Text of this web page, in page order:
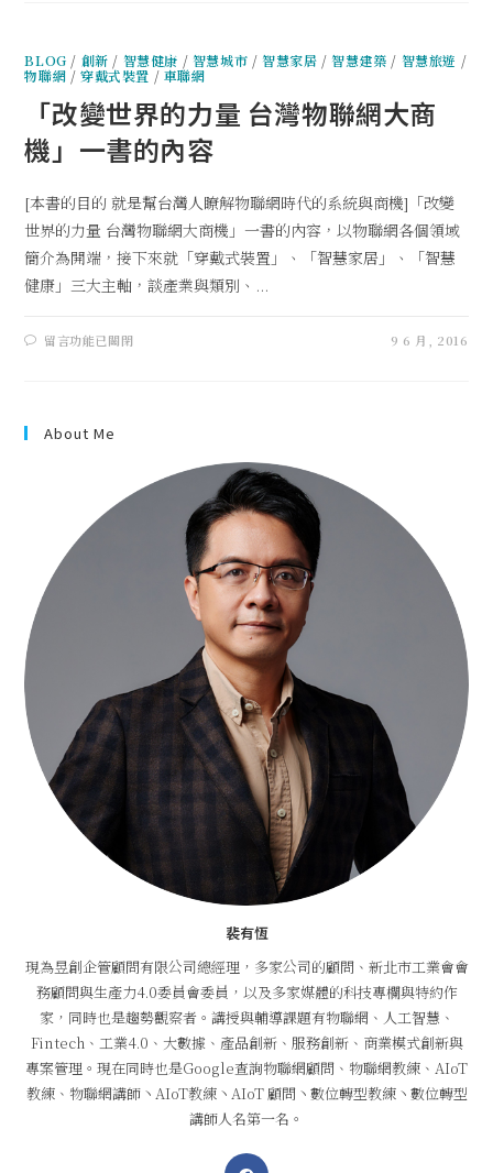
BLOG / 創新 / 智慧健康 / 智慧城市 /智慧家居 /智慧建築 / 智慧旅遊 /
物聯網 /穿戴式裝置 / 車聯網
「改變世界的力量 台灣物聯網大商
機」一書的內容
[本書的目的 就是幫台灣人瞭解物聯網時代的系統與商機]「改變
世界的力量 台灣物聯網大商機」一書的內容，以物聯網各個領域
簡介為開端，接下來就「穿戴式裝置」、「智慧家居」、「智慧
健康」三大主軸，談產業與類別、...
留言功能已關閉 9 6 月, 2016
About Me
裴有恆
現為昱創企管顧問有限公司總經理，多家公司的顧問、新北市工業會會
務顧問與生產力4.0委員會委員，以及多家媒體的科技專欄與特約作
家，同時也是趨勢觀察者。講授與輔導課題有物聯網、人工智慧、
Fintech、工業4.0、大數據、產品創新、服務創新、商業模式創新與
專案管理。現在同時也是Google查詢物聯網顧問、物聯網教練、AIoT
教練、物聯網講師丶AIoT教練丶AIoT 顧問丶數位轉型教練丶數位轉型
講師人名第一名。